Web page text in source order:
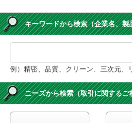
キーワードから検索（企業名、
例）精密、品質、クリーン、三次元、
ニーズから検索（取引に関する